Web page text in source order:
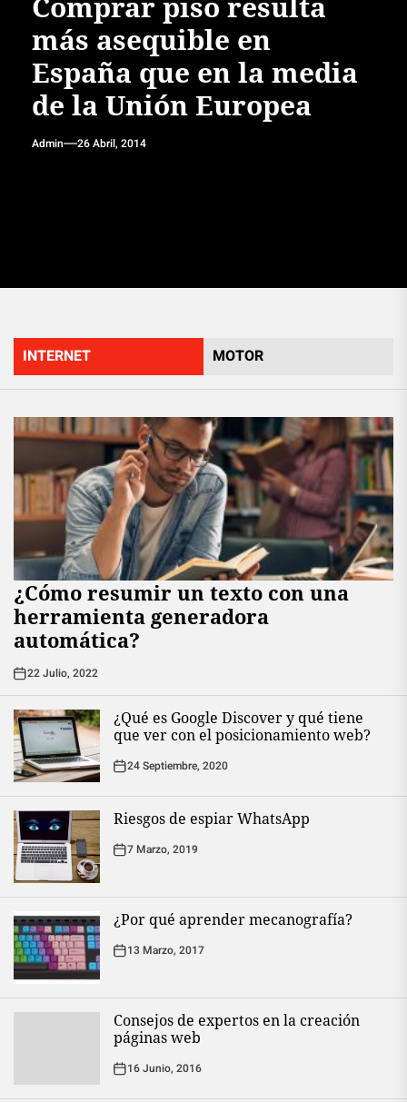
más asequible en
España que en la media
de la Unión Europea
Admin 26 Abril, 2014
INTERNET MOTOR
¿Cómo resumir un texto con una
herramienta generadora
automática?
22 Julio, 2022
¿Qué es Google Discover y qué tiene
que ver con el posicionamiento web?
24 Septiembre, 2020
Riesgos de espiar WhatsApp
7 Marzo, 2019
¿Por qué aprender mecanografía?
13 Marzo, 2017
Consejos de expertos en la creación
páginas web
16 Junio, 2016